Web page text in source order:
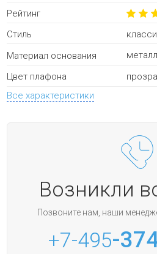
Рейтинг
Стиль
Материал основания
металл
Цвет плафона
Все характеристики
Возникли
Позвоните нам, наши
+7-495-